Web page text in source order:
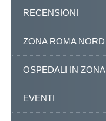
RECENSIONI
ZONA ROMA NORD
OSPEDALI IN ZONA
EVENTI